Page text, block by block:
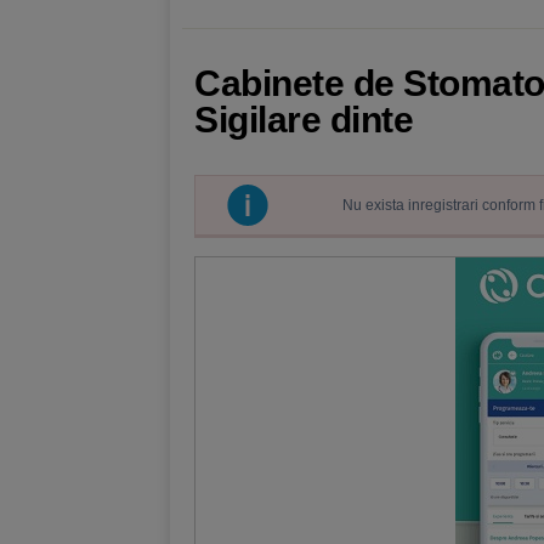
Cabinete de
Sigilare dinte
Nu exista inregistrari